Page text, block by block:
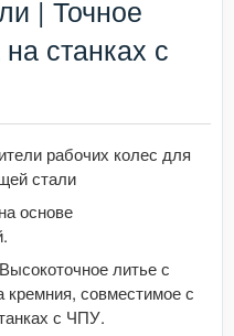
| Точное
станках с
рабочих колес для
стали
основе
Высокоточное литье с
кремния, совместимое с
с ЧПУ.